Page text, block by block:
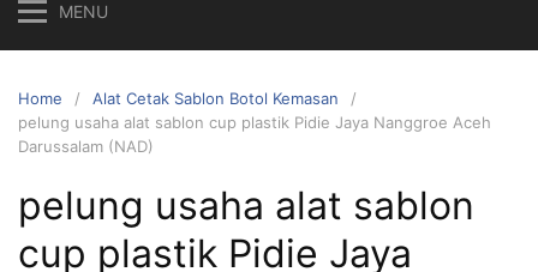
MENU
Home
Alat Cetak Sablon Botol Kemasan
pelung usaha alat sablon cup plastik Pidie Jaya Nanggroe Aceh
Darussalam (NAD)
pelung usaha alat sablon
cup plastik Pidie Jaya